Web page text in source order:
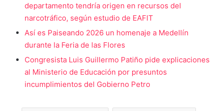
departamento tendría origen en recursos del
narcotráfico, según estudio de EAFIT
Así es Paiseando 2026 un homenaje a Medellín
durante la Feria de las Flores
Congresista Luis Guillermo Patiño pide explicaciones
al Ministerio de Educación por presuntos
incumplimientos del Gobierno Petro